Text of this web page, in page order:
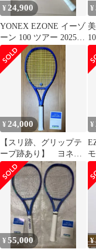
¥ 24,900
YONEX EZONE イーゾ
ーン 100 ツアー 2025
G3
¥
G2
¥ 24,000
【スリ跡、グリップテ
ープ跡あり】 ヨネッ
クス イーゾーン100ツ
アー G2
¥
¥55,000 ¥